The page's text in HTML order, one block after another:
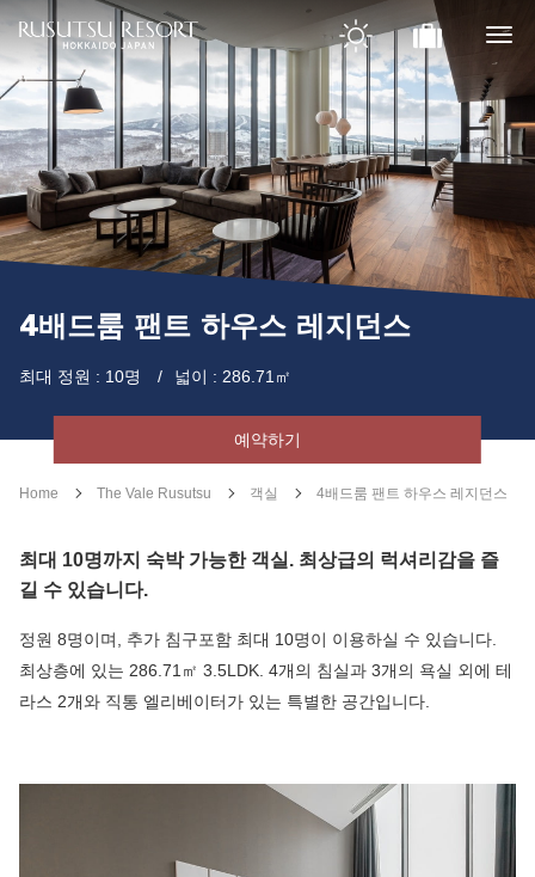
4배드룸 팬트 하우스 레지던스
최대 정원 : 10명 넓이 : 286.71㎡
예약하기
Home The Vale Rusutsu 객실 4배드룸 팬트 하우스 레지던스
최대 10명까지 숙박 가능한 객실. 최상급의 럭셔리감을 즐
길 수 있습니다.
정원 8명이며, 추가 침구포함 최대 10명이 이용하실 수 있습니다.
최상층에 있는 286.71㎡ 3.5LDK. 4개의 침실과 3개의 욕실 외에 테
라스 2개와 직통 엘리베이터가 있는 특별한 공간입니다.